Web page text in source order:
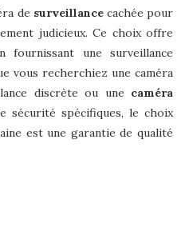
de surveillancecachée pour
judicieux. Ce choix offre
fournissant une surveillance
vous recherchiez une caméra
discrète ou une caméra
sécurité spécifiques, le choix
est une garantie de qualité